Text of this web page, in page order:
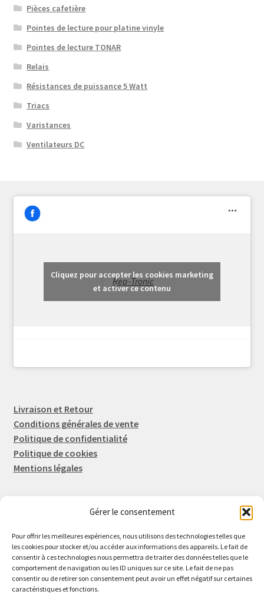
Gérer le consentement
Pour offrir les meilleures expériences, nous utilisons des technologies telles que
les cookies pour stocker et/ou accéder aux informations des appareils. Le fait de
consentir à ces technologies nous permettra de traiter des données telles que le
comportement de navigation ou les ID uniques sur ce site. Le fait de ne pas
consentir ou de retirer son consentement peut avoir un effet négatif sur certaines
caractéristiques et fonctions.
Pièces cafetière
Pointes de lecture pour platine vinyle
Pointes de lecture TONAR
Relais
Résistances de puissance 5 Watt
Triacs
Varistances
Ventilateurs DC
Rep-Tronic
Cliquez pour accepter les cookies marketing
et activer ce contenu
Livraison et Retour
Conditions générales de vente
Politique de confidentialité
Politique de cookies
Mentions légales
Eric FORTIER EI
16 Rue de l'Espérance
14600 Honfleur
02 61 82 01 89